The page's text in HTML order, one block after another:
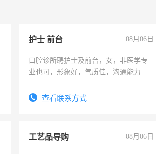
护士 前台 08月06日
口腔诊所聘护士及前台，女，非医学专
业也可，形象好，气质佳，沟通能力
查看联系方式
工艺品导购 08月06日